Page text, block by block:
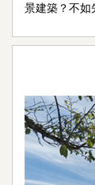
景建築？不如